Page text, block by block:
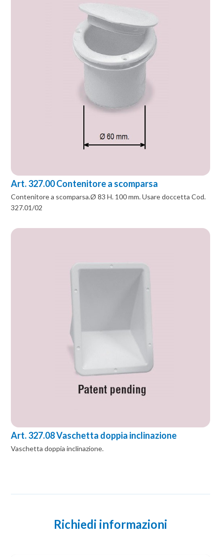
Art. 327.00 Contenitore a scomparsa
Contenitore a scomparsa.Ø 83 H. 100 mm. Usare doccetta Cod.
327.01/02
Art. 327.08 Vaschetta doppia inclinazione
Vaschetta doppia inclinazione.
Richiedi informazioni